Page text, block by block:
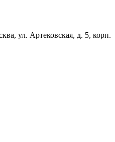
ул. Артековская, д. 5, корп.